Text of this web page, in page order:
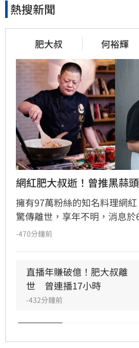
熱搜新聞
肥大叔 何裕輝
網紅肥大叔逝！曾推黑蒜
擁有97萬粉絲的知名料理網
驚傳離世，享年不明，消息
實，震驚台灣料理界與廣大粉
飪，更積極推廣台灣優質農
傳遞健康飲食觀念，深受大
驟逝，家屬透過粉專表達深切
期的支持，並懇請外界在這
空間與隱私，處理後續相關
遞人情味的職人，將留給社
-470分鐘前
直播年賺破億！肥大叔離
世　曾連播17小時
-432分鐘前